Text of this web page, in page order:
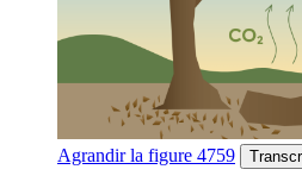
Agrandirla figure 4759